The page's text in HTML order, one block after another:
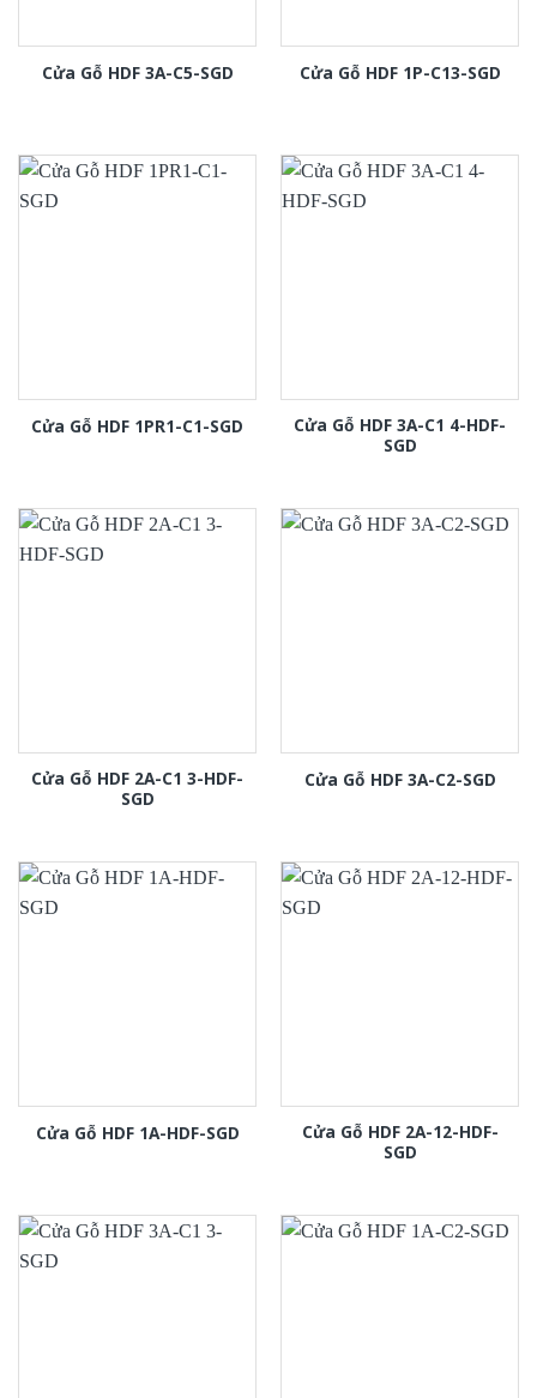
Cửa Gỗ HDF 3A-C5-SGD Cửa Gỗ HDF 1P-C13-SGD
Cửa Gỗ HDF 1PR1-C1-SGD
Cửa Gỗ HDF 3A-C1 4-HDF-
SGD
Cửa Gỗ HDF 2A-C1 3-HDF-
SGD
Cửa Gỗ HDF 3A-C2-SGD
Cửa Gỗ HDF 1A-HDF-SGD
Cửa Gỗ HDF 2A-12-HDF-
SGD